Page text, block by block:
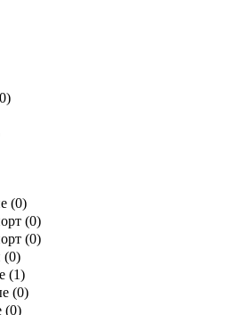
0)
(0)
(0)
(0)
(0)
(1)
(0)
(0)